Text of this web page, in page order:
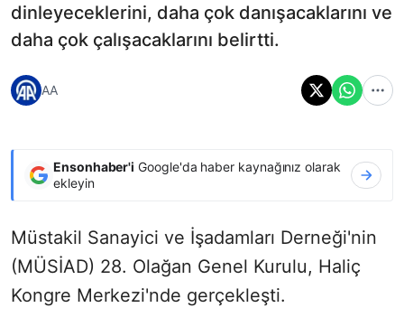
dinleyeceklerini, daha çok danışacaklarını ve
daha çok çalışacaklarını belirtti.
AA
Ensonhaber'i Google'da haber kaynağınız olarak
ekleyin
Müstakil Sanayici ve İşadamları Derneği'nin
(MÜSİAD) 28. Olağan Genel Kurulu, Haliç
Kongre Merkezi'nde gerçekleşti.